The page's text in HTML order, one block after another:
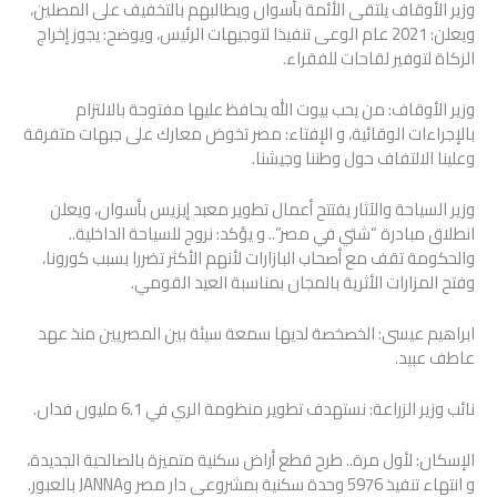
وزير الأوقاف يلتقى الأئمة بأسوان ويطالبهم بالتخفيف على المصلين،
ويعلن: 2021 عام الوعى تنفيذا لتوجيهات الرئيس، ويوضح: يجوز إخراج
الزكاة لتوفير لقاحات للفقراء.
وزير الأوقاف: من يحب بيوت الله يحافظ عليها مفتوحة بالالتزام
بالإجراءات الوقائية، و الإفتاء: مصر تخوض معارك على جبهات متفرقة
وعلينا الالتفاف حول وطننا وجيشنا.
وزير السياحة والآثار يفتتح أعمال تطوير معبد إيزيس بأسوان، ويعلن
انطلاق مبادرة “شتي في مصر”.. و يؤكد: نروج للسياحة الداخلية..
والحكومة تقف مع أصحاب البازارات لأنهم الأكثر تضررا بسبب كورونا،
وفتح المزارات الأثرية بالمجان بمناسبة العيد القومي.
ابراهيم عيسى: ‏الخصخصة لديها سمعة سيئة بين المصريين منذ عهد
عاطف عبيد.
الإسكان: لأول مرة.. طرح قطع أراض سكنية متميزة بالصالحية الجديدة،
و انتهاء تنفيذ 5976 وحدة سكنية بمشروعى دار مصر وJANNA بالعبور.